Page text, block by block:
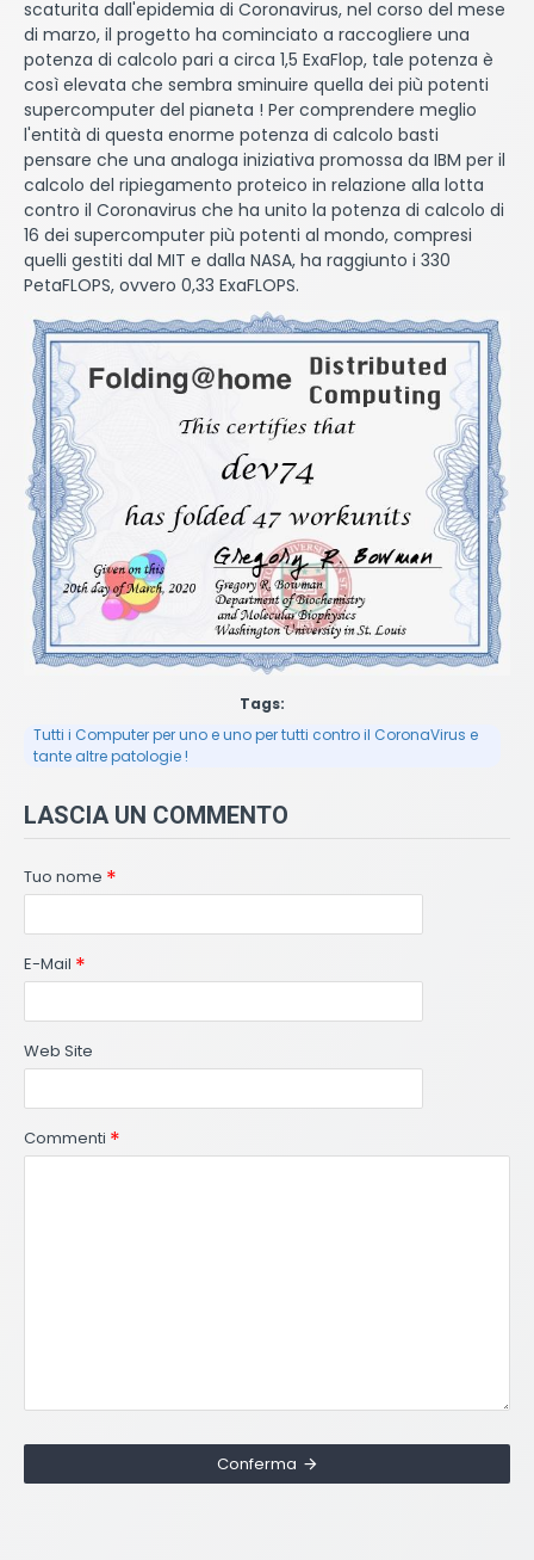
scaturita dall'epidemia di Coronavirus, nel corso del mese
di marzo, il progetto ha cominciato a raccogliere una
potenza di calcolo pari a circa 1,5 ExaFlop, tale potenza è
così elevata che sembra sminuire quella dei più potenti
supercomputer del pianeta ! Per comprendere meglio
l'entità di questa enorme potenza di calcolo basti
pensare che una analoga iniziativa promossa da IBM per il
calcolo del ripiegamento proteico in relazione alla lotta
contro il Coronavirus che ha unito la potenza di calcolo di
16 dei supercomputer più potenti al mondo, compresi
quelli gestiti dal MIT e dalla NASA, ha raggiunto i 330
PetaFLOPS, ovvero 0,33 ExaFLOPS.
Tags:
Tutti i Computer per uno e uno per tutti contro il CoronaVirus e
tante altre patologie !
LASCIA UN COMMENTO
Tuo nome
E-Mail
Web Site
Commenti
Conferma